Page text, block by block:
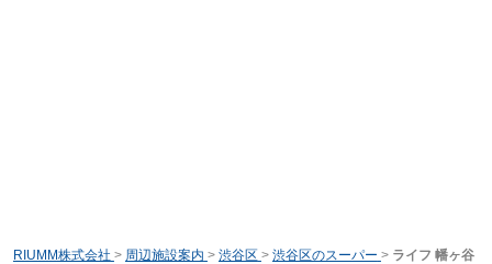
RIUMM株式会社 > 周辺施設案内 > 渋谷区 > 渋谷区のスーパー > ライフ 幡ヶ谷